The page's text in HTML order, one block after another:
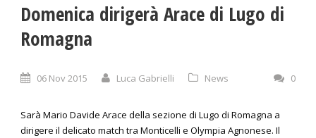
Domenica dirigerà Arace di Lugo di
Romagna
06 Nov 2015 Luca Gabrielli News 0
Sarà Mario Davide Arace della sezione di Lugo di Romagna a
dirigere il delicato match tra Monticelli e Olympia Agnonese. Il